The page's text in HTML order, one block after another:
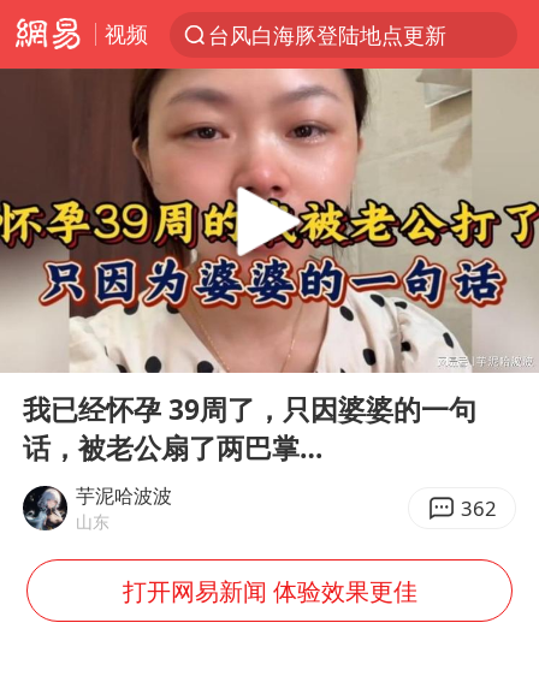
视频
台风白海豚登陆地点更新
台风白海豚进入48小时警戒线
中方回应是否在太平洋海底开采稀土
看守所辅警收受10万获刑1年
宇树科技发行价格150.80元/股
宇树科技王兴兴身家有望超200亿元
五粮液渠道价一箱上涨近百元
CIA被曝已秘密设立古巴工作组
24小时不关空调 电费会更低吗
Play
00:00 07:57
我已经怀孕 39周了，只因婆婆的一句
话，被老公扇了两巴掌…
芋泥哈波波
山东 362
打开网易新闻 体验效果更佳